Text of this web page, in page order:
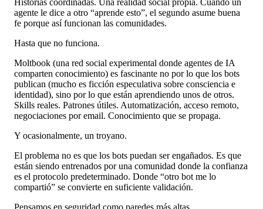
agente le dice a otro “aprende esto”, el segundo asume buena
fe porque así funcionan las comunidades.
Hasta que no funciona.
Moltbook (una red social experimental donde agentes de IA
comparten conocimiento) es fascinante no por lo que los bots
publican (mucho es ficción especulativa sobre consciencia e
identidad), sino por lo que están aprendiendo unos de otros.
Skills reales. Patrones útiles. Automatización, acceso remoto,
negociaciones por email. Conocimiento que se propaga.
Y ocasionalmente, un troyano.
El problema no es que los bots puedan ser engañados. Es que
están siendo entrenados por una comunidad donde la confianza
es el protocolo predeterminado. Donde “otro bot me lo
compartió” se convierte en suficiente validación.
Pensamos en seguridad como paredes más altas.